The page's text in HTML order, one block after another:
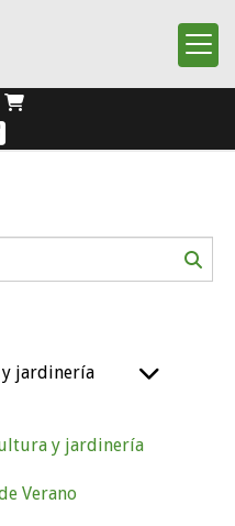
jardinería
y jardinería
Verano